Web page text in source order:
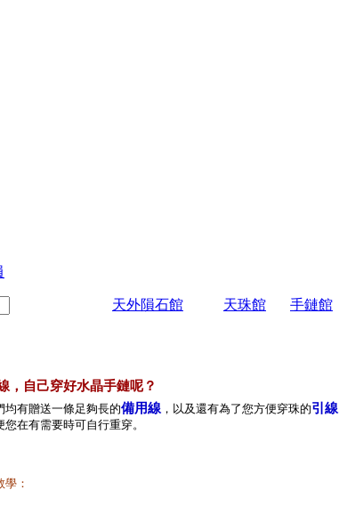
天外隕石館 天珠館 手鏈館
，自己穿好水晶手鏈呢？
均有贈送一條足夠長的備用線 ，以及還有為了您方便穿珠的引線
在有需要時可自行重穿。
：